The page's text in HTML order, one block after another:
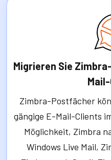
Migrieren Sie
Zimbra-Postfächer
gängige E-Mail-Clients
Möglichkeit, Zimbra
Windows Live Mail,